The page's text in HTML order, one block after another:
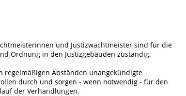
und Justizwachtmeister sind für die
Ordnung in den Justizgebäuden zuständig.
regelmäßigen Abständen unangekündigte
durch und sorgen - wenn notwendig - für den
der Verhandlungen.